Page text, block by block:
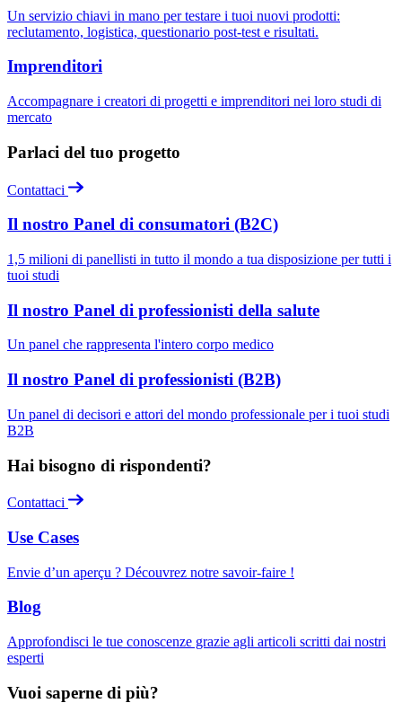
Un servizio chiavi in mano per testare i tuoi nuovi prodotti:
reclutamento, logistica, questionario post-test e risultati.
Imprenditori
Accompagnare i creatori di progetti e imprenditori nei loro studi di
mercato
Parlaci del tuo progetto
Contattaci
Il nostro Panel di consumatori (B2C)
1,5 milioni di panellisti in tutto il mondo a tua disposizione per tutti i
tuoi studi
Il nostro Panel di professionisti della salute
Un panel che rappresenta l'intero corpo medico
Il nostro Panel di professionisti (B2B)
Un panel di decisori e attori del mondo professionale per i tuoi studi
B2B
Hai bisogno di rispondenti?
Contattaci
Use Cases
Envie d’un aperçu ? Découvrez notre savoir-faire !
Blog
Approfondisci le tue conoscenze grazie agli articoli scritti dai nostri
esperti
Vuoi saperne di più?